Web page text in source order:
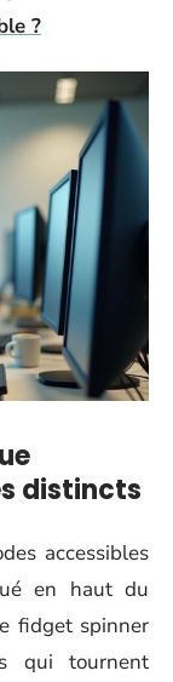
?
distincts
accessibles
en haut du
fidget spinner
qui tournent